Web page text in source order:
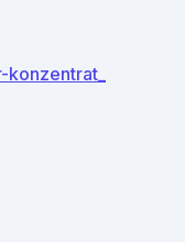
konzentrat_